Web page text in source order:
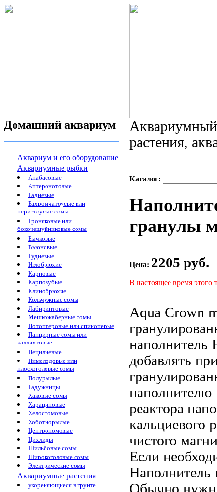
Домашний аквариум
Аквариум и его оборудование
Аквариумные рыбки
Анабасовые
Аптеронотовые
Бадиевые
Бахромчатоусые или
перистоусые сомы
Броняковые или
бокочешуйниковые сомы
Бычковые
Вьюновые
Гудиевые
Иглобрюхие
Карповые
Карпозубые
Клинобрюхие
Кольчужные сомы
Лабиринтовые
Мешкожаберные сомы
Нотоптеровые или спиноперые
Панцирные сомы или
каллихтовые
Пецилиевые
Пимелодовые или
плоскоголовые сомы
Полурылые
Радужницы
Хаковые сомы
Харациновые
Хелостомовые
Хоботнорылые
Центропомовые
Цихлиды
Шильбовые сомы
Широкоголовые сомы
Электрические сомы
Аквариумные растения
укореняющиеся в грунте
растения,
Каталог:
гранулы
Цена: 2205 руб.
В настоящее время этого
Aqua Crown
наполнитель
добавлять
наполнителю
реактора
кальциевого
чистого
Если
Наполнитель
Обычно